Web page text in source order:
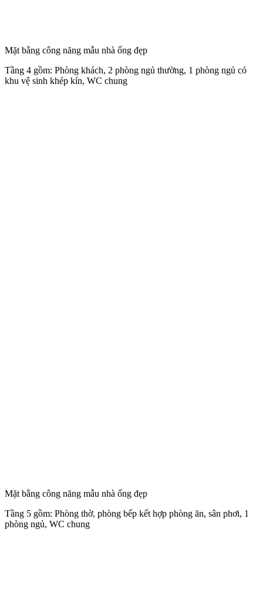
Mặt bằng công năng mẫu nhà ống đẹp
Tầng 4 gồm: Phòng khách, 2 phòng ngủ thường, 1 phòng ngủ có
khu vệ sinh khép kín, WC chung
Mặt bằng công năng mẫu nhà ống đẹp
Tầng 5 gồm: Phòng thờ, phòng bếp kết hợp phòng ăn, sân phơi, 1
phòng ngủ, WC chung